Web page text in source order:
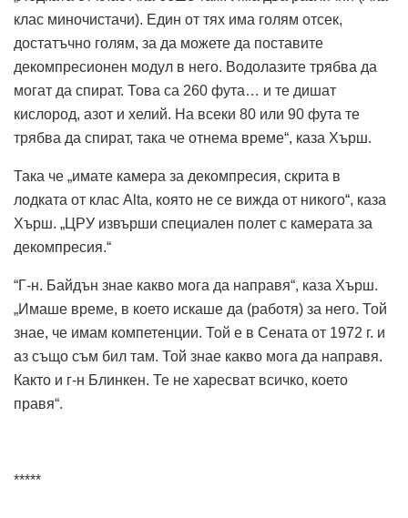
клас миночистачи). Един от тях има голям отсек,
достатъчно голям, за да можете да поставите
декомпресионен модул в него. Водолазите трябва да
могат да спират. Това са 260 фута… и те дишат
кислород, азот и хелий. На всеки 80 или 90 фута те
трябва да спират, така че отнема време“, каза Хърш.
Така че „имате камера за декомпресия, скрита в
лодката от клас Alta, която не се вижда от никого“, каза
Хърш. „ЦРУ извърши специален полет с камерата за
декомпресия.“
“Г-н. Байдън знае какво мога да направя“, каза Хърш.
„Имаше време, в което искаше да (работя) за него. Той
знае, че имам компетенции. Той е в Сената от 1972 г. и
аз също съм бил там. Той знае какво мога да направя.
Както и г-н Блинкен. Те не харесват всичко, което
правя“.
*****